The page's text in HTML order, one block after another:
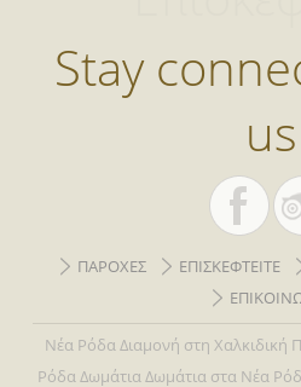
Stay
us
ΠΑΡΟΧΕΣ ΕΠΙΣΚΕΦΤΕΙΤΕ
Νέα Ρόδα Διαμονή στη Χαλκιδική
Ρόδα Δωμάτια Δωμάτια στα Νέα